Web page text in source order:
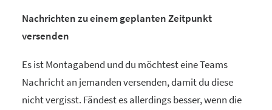
Nachrichten zu einem geplanten Zeitpunkt
versenden
Es ist Montagabend und du möchtest eine Teams
Nachricht an jemanden versenden, damit du diese
nicht vergisst. Fändest es allerdings besser, wenn die